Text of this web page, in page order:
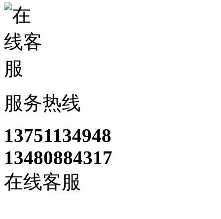
服务热线
13751134948
13480884317
在线客服